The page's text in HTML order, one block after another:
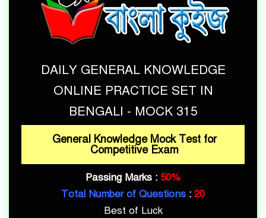
DAILY GENERAL KNOWLEDGE
ONLINE PRACTICE SET IN
BENGALI - MOCK 315
General Knowledge Mock Test for
Competitive Exam
Passing Marks : 50%
Total Number of Questions : 20
Best of Luck